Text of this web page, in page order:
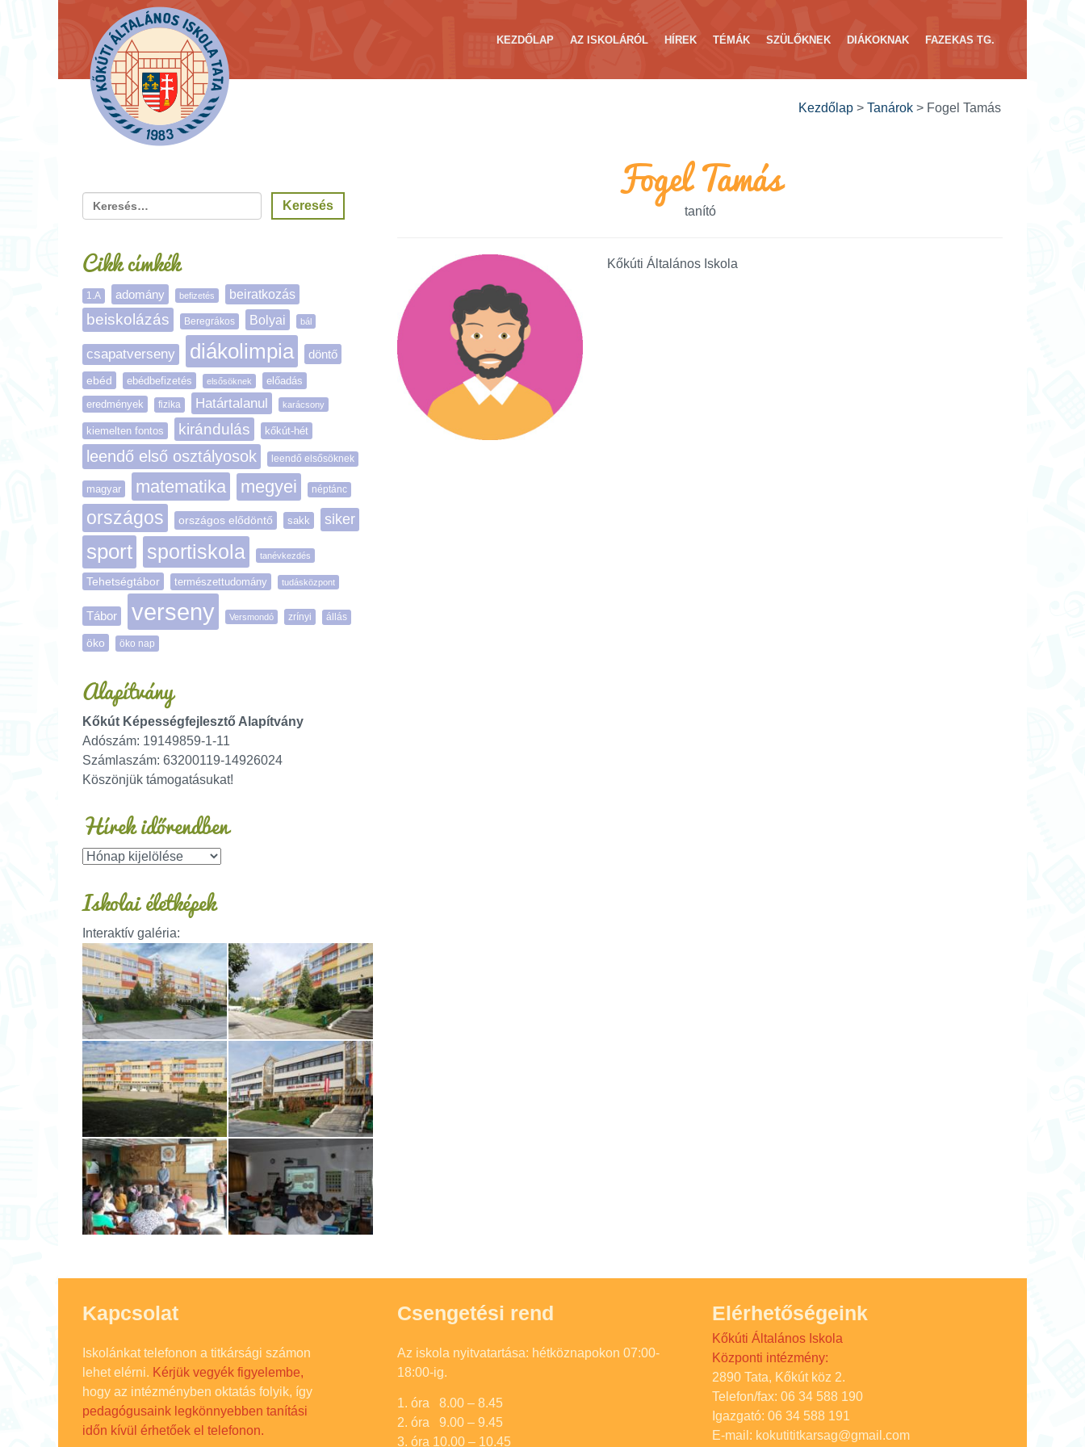
KEZDŐLAP AZ ISKOLÁRÓL HÍREK TÉMÁK SZÜLŐKNEK DIÁKOKNAK FAZEKAS TG.
Kezdőlap > Tanárok > Fogel Tamás
Fogel Tamás
tanító
Kőkúti Általános Iskola
Cikk címkék
1.A adomány befizetés beiratkozás
beiskolázás Beregrákos Bolyai bál
csapatverseny diákolimpia döntő
ebéd ebédbefizetés elsősöknek
előadás
eredmények
fizika Határtalanul karácsony
kiemelten fontos kirándulás kőkút-hét
leendő első osztályosok leendő elsősöknek
magyar matematika megyei néptánc
országos országos elődöntő sakk siker
sport sportiskola tanévkezdés
Tehetségtábor természettudomány tudásközpont
Tábor verseny Versmondó zrínyi állás
öko öko nap
Alapítvány
Kőkút Képességfejlesztő Alapítvány
Adószám: 19149859-1-11
Számlaszám: 63200119-14926024
Köszönjük támogatásukat!
Hírek időrendben
Iskolai életképek
Interaktív galéria:
Kapcsolat
Iskolánkat telefonon a titkársági számon
lehet elérni. Kérjük vegyék figyelembe,
hogy az intézményben oktatás folyik, így
pedagógusaink legkönnyebben tanítási
időn kívül érhetőek el telefonon.
Csengetési rend
Az iskola nyitvatartása: hétköznapokon 07:00-
18:00-ig.
1. óra 8.00 – 8.45
2. óra 9.00 – 9.45
3. óra 10.00 – 10.45
Elérhetőségeink
Kőkúti Általános Iskola
Központi intézmény:
2890 Tata, Kőkút köz 2.
Telefon/fax: 06 34 588 190
Igazgató: 06 34 588 191
E-mail: kokutititkarsag@gmail.com